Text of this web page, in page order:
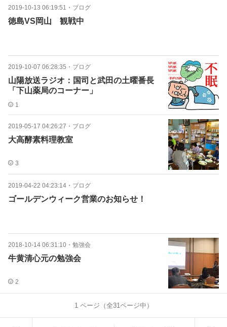
2019-10-13 06:19:51 ・ ブログ
徳島VS岡山 観戦中
2019-10-07 06:28:35 ・ ブログ
山陽放送ラジオ：国司と武田の土曜番長
「下山薬局のコーナー」
1
2019-05-17 04:26:27 ・ ブログ
大高酵素料理教室
3
2019-04-22 04:23:14 ・ ブログ
ゴールデンウィーク営業のお知らせ！
2018-10-14 06:31:10 ・ 勉強会
牛黄清心元の勉強会
2
1ページ（全31ページ中）